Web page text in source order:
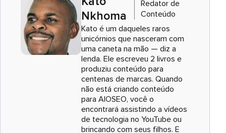
Nkhoma
Redator de
Conteúdo
Kato é um daqueles raros
unicórnios que nasceram com
uma caneta na mão — diz a
lenda. Ele escreveu 2 livros e
produziu conteúdo para
centenas de marcas. Quando
não está criando conteúdo
para AIOSEO, você o
encontrará assistindo a vídeos
de tecnologia no YouTube ou
brincando com seus filhos. E